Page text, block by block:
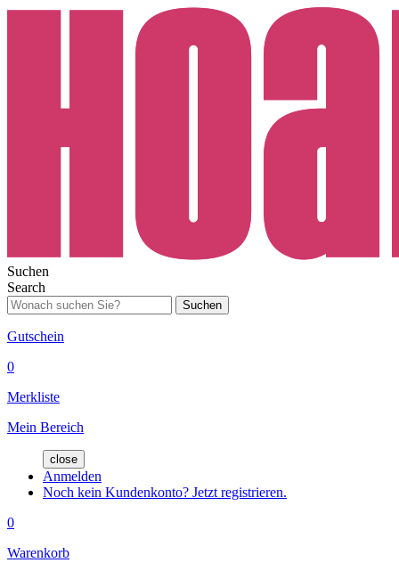
Suchen
Search
Suchen
Gutschein
0
Merkliste
Mein Bereich
close
Anmelden
Noch kein Kundenkonto? Jetzt registrieren.
0
Warenkorb